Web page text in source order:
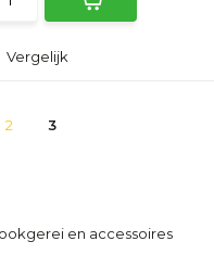
Vergelijk
2 3
en accessoires